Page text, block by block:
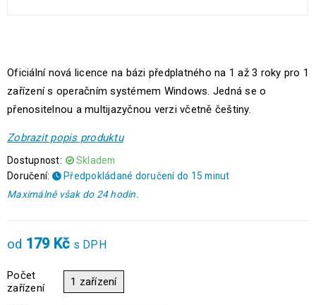
Oficiální nová licence na bázi předplatného na 1 až 3 roky pro 1
zařízení s operačním systémem Windows. Jedná se o
přenositelnou a multijazyčnou verzi včetně češtiny.
Zobrazit popis produktu
Dostupnost:
Skladem
Doručení:
Předpokládané doručení do 15 minut
Maximálně však do 24 hodin.
od 179 Kč s DPH
Počet
zařízení
1 zařízení